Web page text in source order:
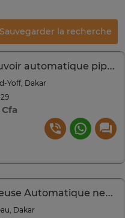
Sauvegarder la recherche
Abreuvoir automatique pipette
Yoff, Dakar
Couveuse Automatique neuve
Dakar